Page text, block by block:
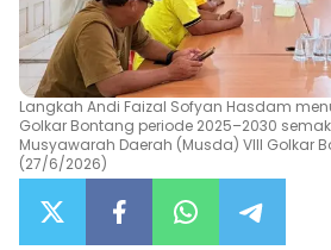
Paser
Berau
Internasional
Feature
Opini
Hidup
Langkah Andi Faizal Sofyan Hasdam
Golkar Bontang periode 2025–2030
Musyawarah Daerah (Musda) VIII Golkar
(27/6/2026)